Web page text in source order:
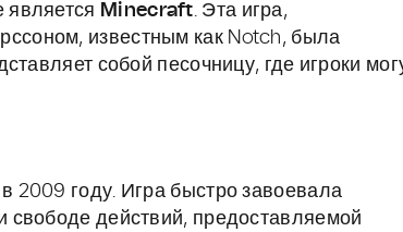
является Minecraft. Эта игра,
известным как Notch, была
собой песочницу, где игроки
году. Игра быстро завоевала
свободе действий, предоставляемой